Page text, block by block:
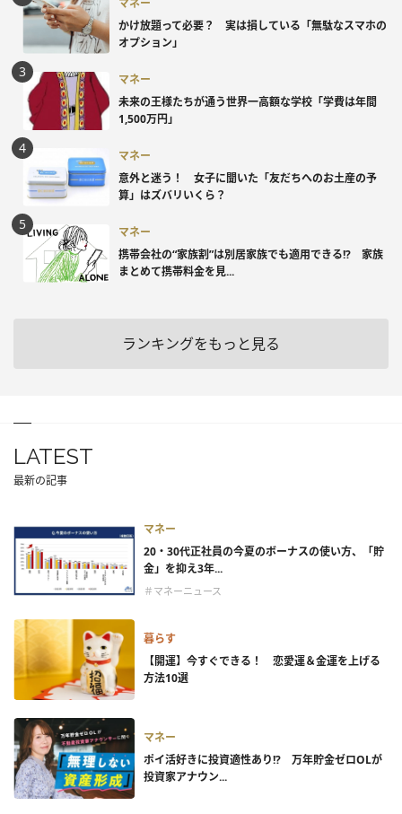
マネー
かけ放題って必要？ 実は損している「無駄なスマホの
オプション」
マネー
未来の王様たちが通う世界一高額な学校「学費は年間
1,500万円」
マネー
意外と迷う！ 女子に聞いた「友だちへのお土産の予
算」はズバリいくら？
マネー
携帯会社の“家族割”は別居家族でも適用できる!? 家族
まとめて携帯料金を見...
ランキングをもっと見る
LATEST
最新の記事
マネー
20・30代正社員の今夏のボーナスの使い方、「貯
金」を抑え3年...
＃マネーニュース
暮らす
【開運】今すぐできる！ 恋愛運＆金運を上げる
方法10選
マネー
ポイ活好きに投資適性あり!? 万年貯金ゼロOLが
投資家アナウン...